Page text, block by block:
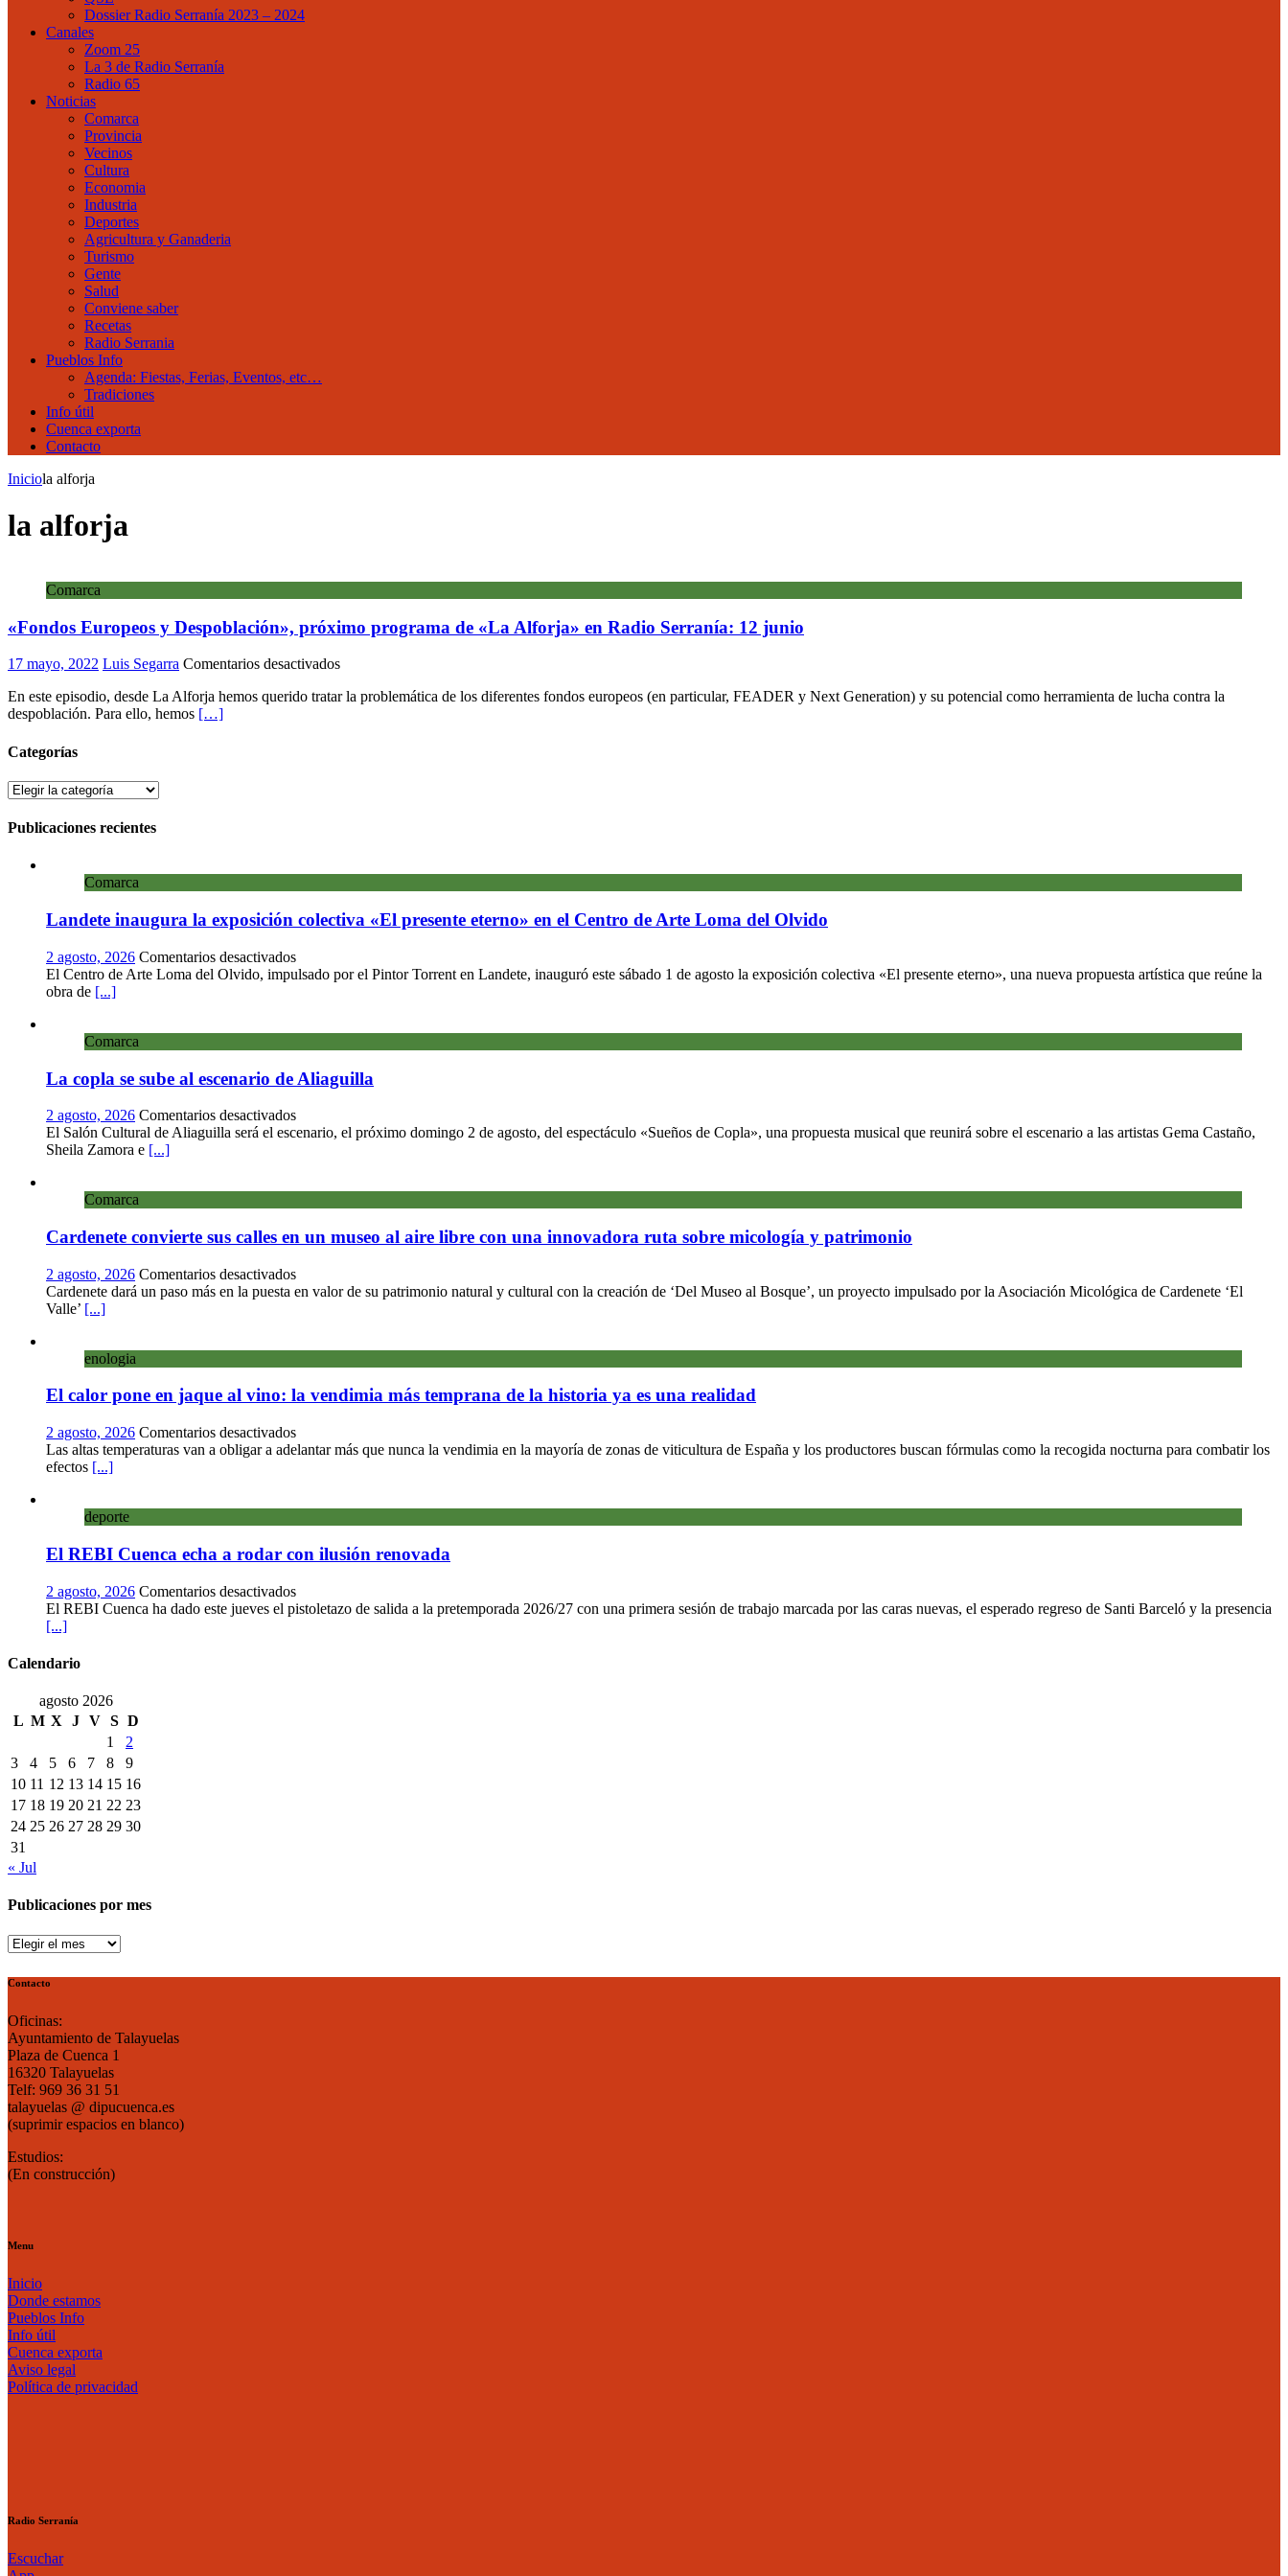
Dossier Radio Serranía 2023 – 2024
Canales
Zoom 25
La 3 de Radio Serranía
Radio 65
Noticias
Comarca
Provincia
Vecinos
Cultura
Economia
Industria
Deportes
Agricultura y Ganaderia
Turismo
Gente
Salud
Conviene saber
Recetas
Radio Serrania
Pueblos Info
Agenda: Fiestas, Ferias, Eventos, etc…
Tradiciones
Info útil
Cuenca exporta
Contacto
Iniciola alforja
la alforja
Comarca
«Fondos Europeos y Despoblación», próximo programa de «La Alforja» en Radio Serranía: 12 junio
17 mayo, 2022 Luis Segarra Comentarios desactivadosen
Europeos
En este episodio, desde La Alforja hemos querido tratar la problemática de los diferentes fondos europeos (en particular, FEADER y Next Generation) y su potencial como herramienta de lucha contra la
despoblación. Para ello, hemos […]
Categorías
Categorías
Publicaciones recientes
Comarca
Landete inaugura la exposición colectiva «El presente eterno» en el Centro de Arte Loma del Olvido
2 agosto, 2026 Comentarios desactivadosen
Landete
presente
eterno»
en
el
Olvido
El Centro de Arte Loma del Olvido, impulsado por el Pintor Torrent en Landete, inauguró este sábado 1 de agosto la exposición colectiva «El presente eterno», una nueva propuesta artística que reúne la
obra de [...]
Comarca
La copla se sube al escenario de Aliaguilla
2 agosto, 2026 Comentarios desactivadosen
La
de
El Salón Cultural de Aliaguilla será el escenario, el próximo domingo 2 de agosto, del espectáculo «Sueños de Copla», una propuesta musical que reunirá sobre el escenario a las artistas Gema Castaño,
Sheila Zamora e [...]
Comarca
Cardenete convierte sus calles en un museo al aire libre con una innovadora ruta sobre micología y patrimonio
2 agosto, 2026 Comentarios desactivadosen
Cardenete
museo
aire
libre
micología
y
Cardenete dará un paso más en la puesta en valor de su patrimonio natural y cultural con la creación de ‘Del Museo al Bosque’, un proyecto impulsado por la Asociación Micológica de Cardenete ‘El
Valle’ [...]
enologia
El calor pone en jaque al vino: la vendimia más temprana de la historia ya es una realidad
2 agosto, 2026 Comentarios desactivadosen
El
vino:
vendimia
más
Las altas temperaturas van a obligar a adelantar más que nunca la vendimia en la mayoría de zonas de viticultura de España y los productores buscan fórmulas como la recogida nocturna para combatir los
efectos [...]
deporte
El REBI Cuenca echa a rodar con ilusión renovada
2 agosto, 2026 Comentarios desactivadosen
El
El REBI Cuenca ha dado este jueves el pistoletazo de salida a la pretemporada 2026/27 con una primera sesión de trabajo marcada por las caras nuevas, el esperado regreso de Santi Barceló y la presencia
[...]
Calendario
agosto 2026
L M X J V S D
1
2
3
4 5 6 7 8
9
10 11 12 13 14 15 16
17 18 19 20 21 22 23
24 25 26 27 28 29 30
31
« Jul
Publicaciones por mes
Publicaciones
mes
Contacto
Oficinas:
Ayuntamiento de Talayuelas
Plaza de Cuenca 1
16320 Talayuelas
Telf: 969 36 31 51
talayuelas @ dipucuenca.es
(suprimir espacios en blanco)
Estudios:
(En construcción)
Menu
Inicio
Donde estamos
Pueblos Info
Info útil
Cuenca exporta
Aviso legal
Política de privacidad
Radio Serranía
Escuchar